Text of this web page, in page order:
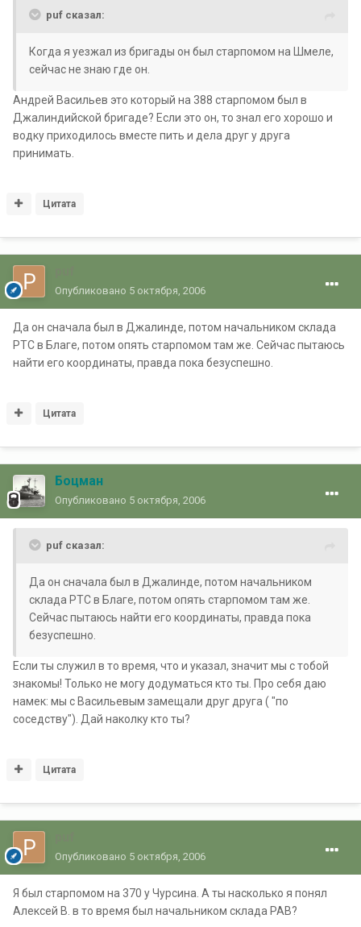
puf сказал:
Когда я уезжал из бригады он был старпомом на Шмеле,
сейчас не знаю где он.
Андрей Васильев это который на 388 старпомом был в
Джалиндийской бригаде? Если это он, то знал его хорошо и
водку приходилось вместе пить и дела друг у друга
принимать.
Цитата
Опубликовано 5 октября, 2006
Да он сначала был в Джалинде, потом начальником склада
РТС в Благе, потом опять старпомом там же. Сейчас пытаюсь
найти его координаты, правда пока безуспешно.
Цитата
Боцман
Опубликовано 5 октября, 2006
puf сказал:
Да он сначала был в Джалинде, потом начальником
склада РТС в Благе, потом опять старпомом там же.
Сейчас пытаюсь найти его координаты, правда пока
безуспешно.
Если ты служил в то время, что и указал, значит мы с тобой
знакомы! Только не могу додуматься кто ты. Про себя даю
намек: мы с Васильевым замещали друг друга ( "по
соседству"). Дай наколку кто ты?
Цитата
Опубликовано 5 октября, 2006
Я был старпомом на 370 у Чурсина. А ты насколько я понял
Алексей В. в то время был начальником склада РАВ?